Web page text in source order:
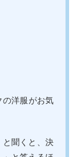
の洋服がお気
と聞くと、決